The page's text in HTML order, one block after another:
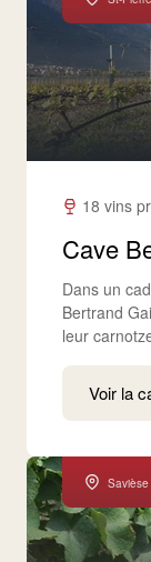
18 vins
Cave
Dans un
Bertrand
leur
Voir la
Savièse